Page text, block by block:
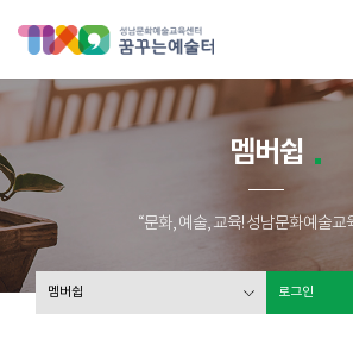
멤버쉽
“문화, 예술, 교육! 성남문화예술교
멤버쉽 로그인